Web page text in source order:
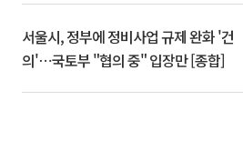
서울시, 정부에 정비사업 규제 완화 '건
의'⋯국토부 "협의 중" 입장만 [종합]